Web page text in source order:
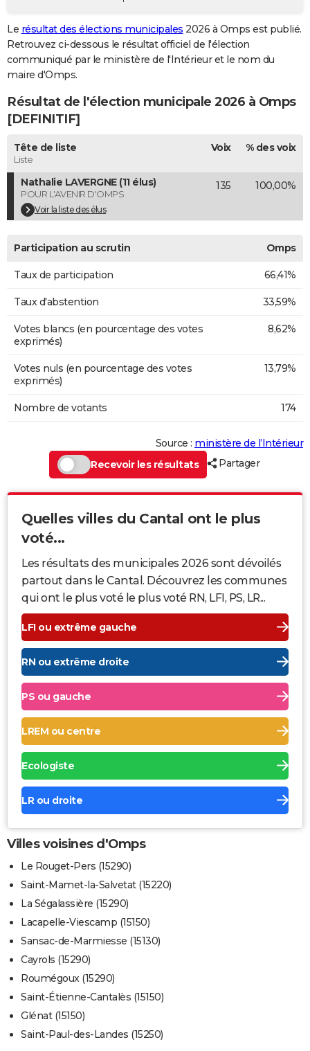
GUIDES D'ACHAT
BONS PLANS
CARTE DE VOEUX
Carte de Noël
Carte Bonne année
Carte Saint-Valentin
Carte Pâques
Carte d'anniversaire
DICTIONNAIRE
Dictionnaire
Biographies
Citations
Expressions
Proverbes
PROGRAMME TV
COPAINS D'AVANT
S'inscrire
Se connecter
Lycées
Collèges
Primaires
Universités
Entreprises
Service militaire
Avis de recherche
AVIS DE DÉCÈS
FORUM
Le résultat des élections municipales 2026 à Omps est publié.
Retrouvez ci-dessous le résultat officiel de l'élection
communiqué par le ministère de l'Intérieur et le nom du
maire d'Omps.
Résultat de l'élection municipale 2026 à Omps
[DEFINITIF]
Tête de liste
Liste
Voix % des voix
Nathalie LAVERGNE (11 élus)
POUR L'AVENIR D'OMPS
Voir la liste des élus
135 100,00%
Participation au scrutin Omps
Taux de participation 66,41%
Taux d'abstention 33,59%
Votes blancs (en pourcentage des votes
exprimés)
8,62%
Votes nuls (en pourcentage des votes
exprimés)
13,79%
Nombre de votants 174
Source : ministère de l’Intérieur
Recevoir les résultats
Partager
Quelles villes du Cantal ont le plus
voté...
Les résultats des municipales 2026 sont dévoilés
partout dans le Cantal. Découvrez les communes
qui ont le plus voté le plus voté RN, LFI, PS, LR...
LFI ou extrême gauche
RN ou extrême droite
PS ou gauche
LREM ou centre
Ecologiste
LR ou droite
Villes voisines d'Omps
Le Rouget-Pers (15290)
Saint-Mamet-la-Salvetat (15220)
La Ségalassière (15290)
Lacapelle-Viescamp (15150)
Sansac-de-Marmiesse (15130)
Cayrols (15290)
Roumégoux (15290)
Saint-Étienne-Cantalès (15150)
Glénat (15150)
Saint-Paul-des-Landes (15250)